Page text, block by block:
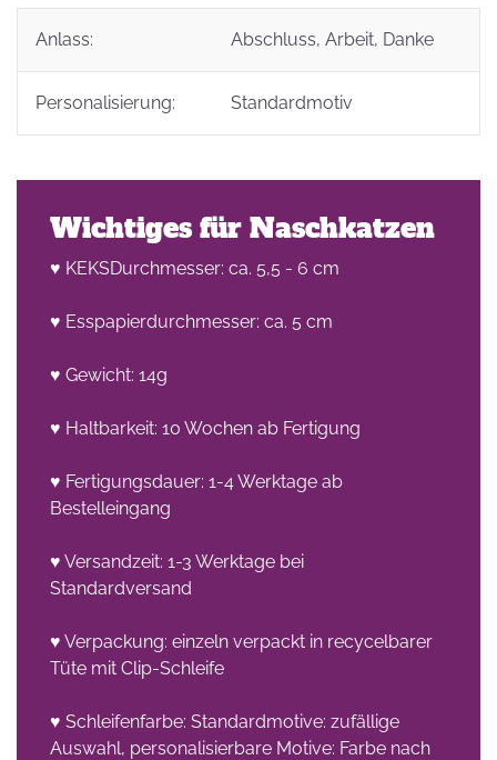
Anlass: Abschluss, Arbeit, Danke
Personalisierung: Standardmotiv
Wichtiges für Naschkatzen
♥ KEKSDurchmesser: ca. 5,5 - 6 cm
♥ Esspapierdurchmesser: ca. 5 cm
♥ Gewicht: 14g
♥ Haltbarkeit: 10 Wochen ab Fertigung
♥ Fertigungsdauer: 1-4 Werktage ab
Bestelleingang
♥ Versandzeit: 1-3 Werktage bei
Standardversand
♥ Verpackung: einzeln verpackt in recycelbarer
Tüte mit Clip-Schleife
♥ Schleifenfarbe: Standardmotive: zufällige
Auswahl, personalisierbare Motive: Farbe nach